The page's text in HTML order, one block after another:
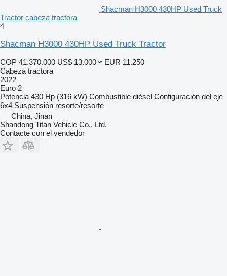
Shacman H3000 430HP Used Truck
Tractor cabeza tractora
4
Shacman H3000 430HP Used Truck Tractor
COP 41.370.000 US$ 13.000 ≈ EUR 11.250
Cabeza tractora
2022
Euro 2
Potencia 430 Hp (316 kW) Combustible diésel Configuración del eje
6x4 Suspensión resorte/resorte
China, Jinan
Shandong Titan Vehicle Co., Ltd.
Contacte con el vendedor